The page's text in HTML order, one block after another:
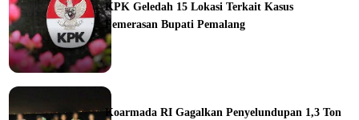
KPK Geledah 15 Lokasi Terkait Kasus
Pemerasan Bupati Pemalang
Koarmada RI Gagalkan Penyelundupan 1,3 Ton